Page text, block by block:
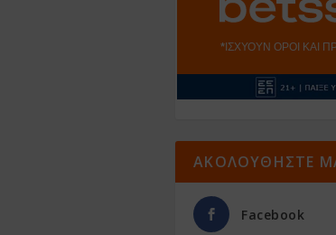
ΑΚΟΛΟΥΘΗΣΤΕ
Facebook